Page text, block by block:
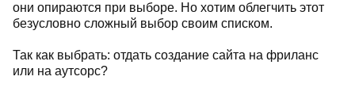
они опираются при выборе. Но хотим облегчить этот
безусловно сложный выбор своим списком.
Так как выбрать: отдать создание сайта на фриланс
или на аутсорс?